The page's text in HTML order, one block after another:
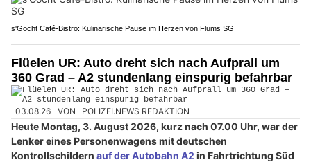
s'Gocht Café-Bistro: Kulinarische Pause im Herzen von Flums SG
Flüelen UR: Auto dreht sich nach Aufprall um
360 Grad – A2 stundenlang einspurig befahrbar
03.08.26 VON POLIZEI.NEWS REDAKTION
Heute Montag, 3. August 2026, kurz nach 07.00 Uhr, war der
Lenker eines Personenwagens mit deutschen
Kontrollschildern auf der Autobahn A2 in Fahrtrichtung Süd